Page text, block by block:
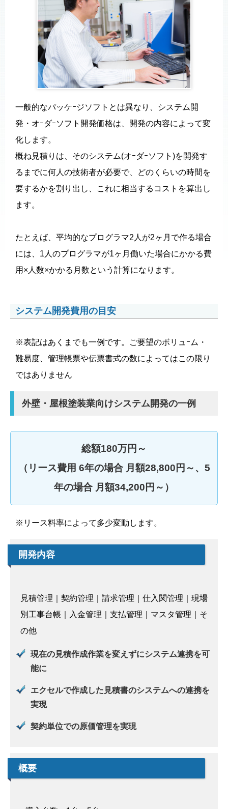
一般的なパッケｰジソフトとは異なり、システム開
発・オｰダｰソフト開発価格は、開発の内容によって変
化します。
概ね見積りは、そのシステム(オｰダｰソフト)を開発す
るまでに何人の技術者が必要で、どのくらいの時間を
要するかを割り出し、これに相当するコストを算出し
ます。
たとえば、平均的なプログラマ2人が2ヶ月で作る場合
には、1人のプログラマが1ヶ月働いた場合にかかる費
用×人数×かかる月数という計算になります。
システム開発費用の目安
※表記はあくまでも一例です。ご要望のボリュｰム・
難易度、管理帳票や伝票書式の数によってはこの限り
ではありません
外壁・屋根塗装業向けシステム開発の一例
総額180万円～
（リース費用 6年の場合 月額28,800円～、5
年の場合 月額34,200円～）
※リース料率によって多少変動します。
開発内容
見積管理｜契約管理｜請求管理｜仕入関管理｜現場
別工事台帳｜入金管理｜支払管理｜マスタ管理｜そ
の他
現在の見積作成作業を変えずにシステム連携を可
能に
エクセルで作成した見積書のシステムへの連携を
実現
契約単位での原価管理を実現
概要